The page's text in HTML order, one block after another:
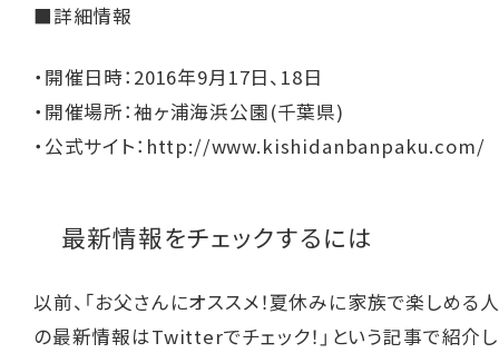
■詳細情報
・開催日時：2016年9月17日、18日
・開催場所：袖ヶ浦海浜公園(千葉県)
・公式サイト： http://www.kishidanbanpaku.com/
最新情報をチェックするには
以前、「お父さんにオススメ！夏休みに家族で楽しめる
の最新情報はTwitterでチェック！ 」という記事で紹介